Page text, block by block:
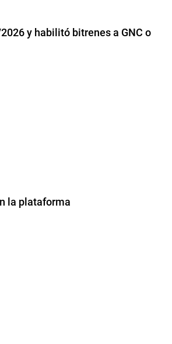
y habilitó bitrenes a GNC o
la plataforma